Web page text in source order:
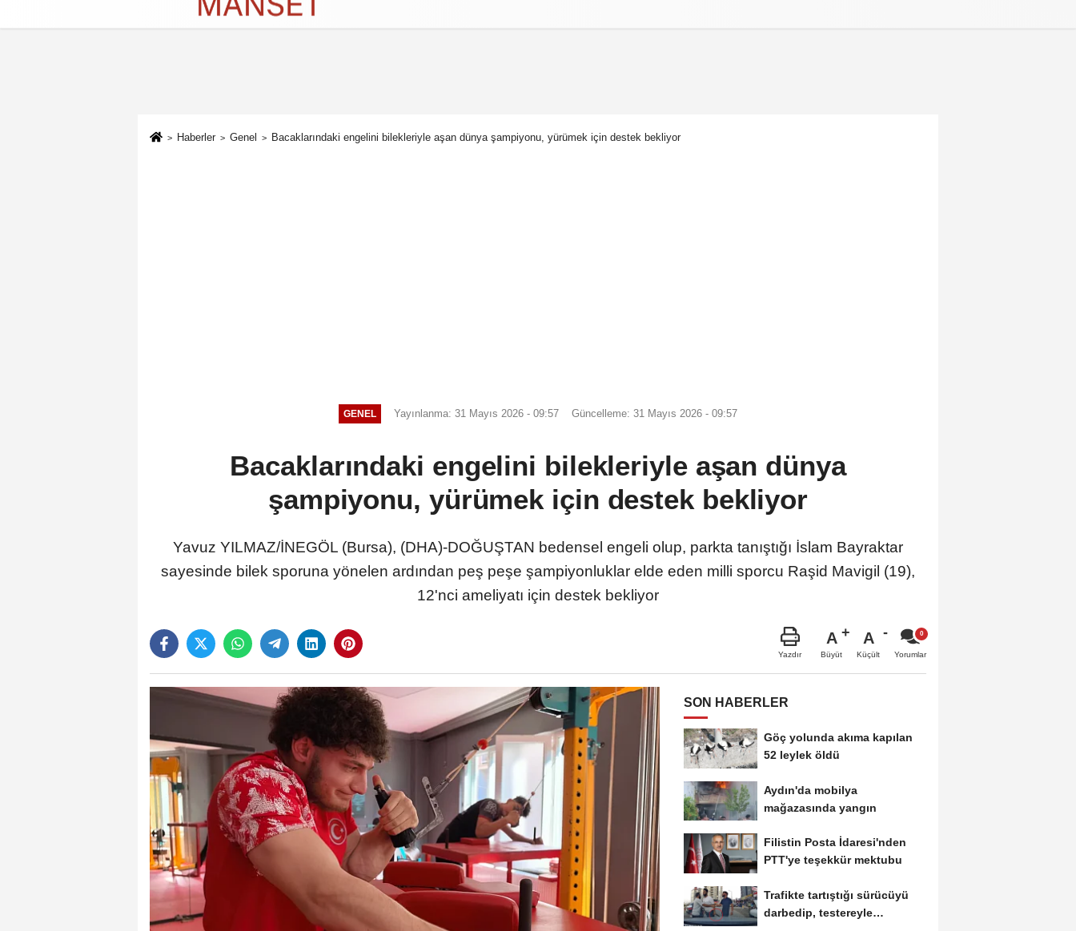
İletişim Çerez Politikası
Haberler Genel Bacaklarındaki engelini bilekleriyle aşan dünya şampiyonu, yürümek için destek bekliyor
GENEL Yayınlanma: 31 Mayıs 2026 - 09:57 Güncelleme: 31 Mayıs 2026 - 09:57
Bacaklarındaki engelini bilekleriyle aşan dünya
şampiyonu, yürümek için destek bekliyor
Yavuz YILMAZ/İNEGÖL (Bursa), (DHA)-DOĞUŞTAN bedensel engeli olup, parkta tanıştığı İslam Bayraktar
sayesinde bilek sporuna yönelen ardından peş peşe şampiyonluklar elde eden milli sporcu Raşid Mavigil (19),
12'nci ameliyatı için destek bekliyor
Yazdır
A
Büyüt
A
Küçült Yorumlar
SON HABERLER
Göç yolunda akıma kapılan
52 leylek öldü
Aydın'da mobilya
mağazasında yangın
Filistin Posta İdaresi'nden
PTT'ye teşekkür mektubu
Trafikte tartıştığı sürücüyü
darbedip, testereyle